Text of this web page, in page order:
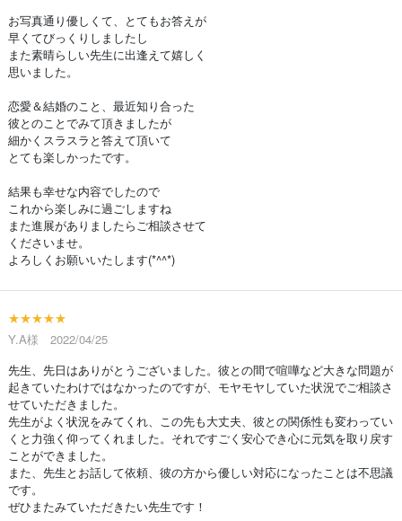
お写真通り優しくて、とてもお答えが
早くてびっくりしましたし
また素晴らしい先生に出逢えて嬉しく
思いました。
恋愛＆結婚のこと、最近知り合った
彼とのことでみて頂きましたが
細かくスラスラと答えて頂いて
とても楽しかったです。
結果も幸せな内容でしたので
これから楽しみに過ごしますね
また進展がありましたらご相談させて
くださいませ。
よろしくお願いいたします(*^^*)
★★★★★
Y.A様 2022/04/25
先生、先日はありがとうございました。彼との間で喧嘩など大きな問題が
起きていたわけではなかったのですが、モヤモヤしていた状況でご相談さ
せていただきました。
先生がよく状況をみてくれ、この先も大丈夫、彼との関係性も変わってい
くと力強く仰ってくれました。それですごく安心でき心に元気を取り戻す
ことができました。
また、先生とお話して依頼、彼の方から優しい対応になったことは不思議
です。
ぜひまたみていただきたい先生です！